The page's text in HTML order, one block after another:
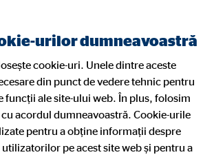
pentru
cum are
urilor dumneavoastră
cookie-uri. Unele dintre aceste
din punct de vedere tehnic pentru
funcții ale site-ului web. În plus, folosim
acordul dumneavoastră. Cookie-urile
pentru a obține informații despre
pe acest site web și pentru a